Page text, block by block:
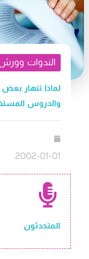
الندوات
لماذا تنهار بعض
والدروس
2002-01-01
المتحدثون